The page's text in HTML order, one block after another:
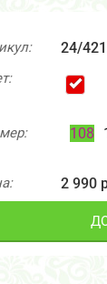
24/
108
2 990